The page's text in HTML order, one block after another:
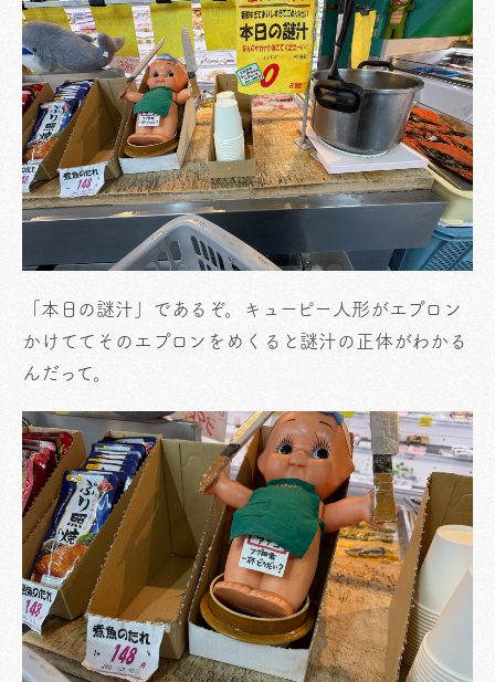
「本日の謎汁」であるぞ。キューピー人形がエプロン
かけててそのエプロンをめくると謎汁の正体がわかる
んだって。